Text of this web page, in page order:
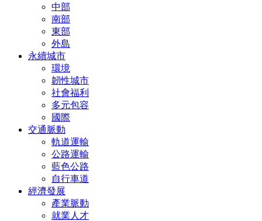
中部
南部
東部
外島
永續城市
環境
韌性城市
社會福利
多元包容
國際
交通脈動
軌道運輸
公路運輸
藍色公路
自行車道
經濟發展
產業脈動
就業人才